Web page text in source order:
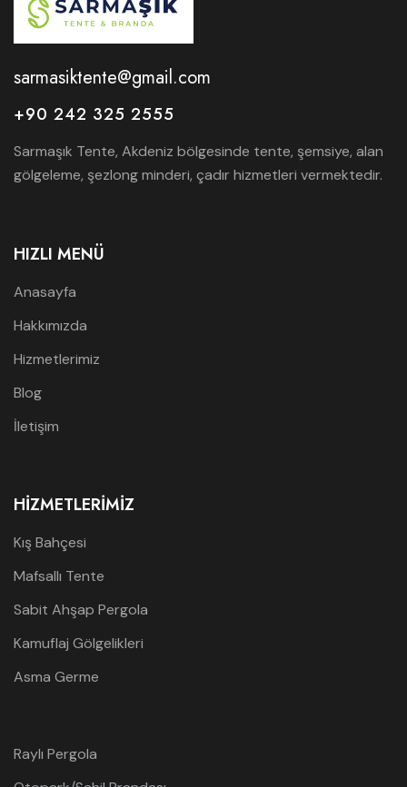
sarmasiktente@gmail.com
+90 242 325 2555
Sarmaşık Tente, Akdeniz bölgesinde tente, şemsiye, alan
gölgeleme, şezlong minderi, çadır hizmetleri vermektedir.
HIZLI MENÜ
Anasayfa
Hakkımızda
Hizmetlerimiz
Blog
İletişim
HIZMETLERIMIZ
Kış Bahçesi
Mafsallı Tente
Sabit Ahşap Pergola
Kamuflaj Gölgelikleri
Asma Germe
Raylı Pergola